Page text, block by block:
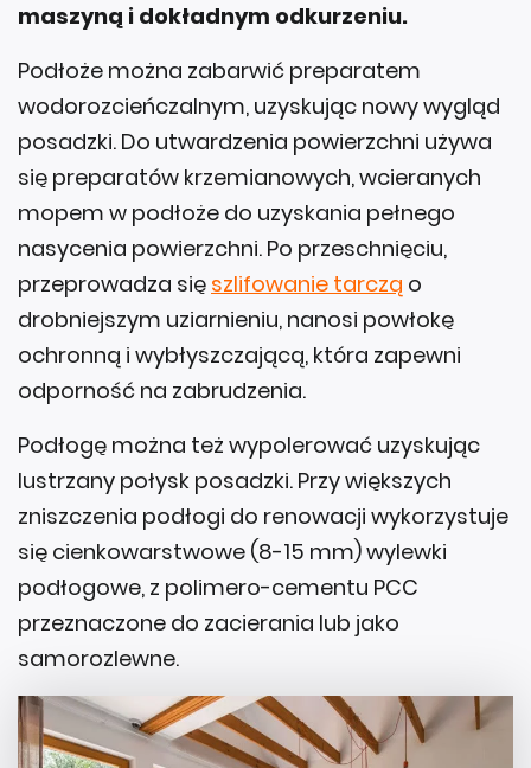
maszyną i dokładnym odkurzeniu.
Podłoże można zabarwić preparatem
wodorozcieńczalnym, uzyskując nowy wygląd
posadzki. Do utwardzenia powierzchni używa
się preparatów krzemianowych, wcieranych
mopem w podłoże do uzyskania pełnego
nasycenia powierzchni. Po przeschnięciu,
przeprowadza się szlifowanie tarczą o
drobniejszym uziarnieniu, nanosi powłokę
ochronną i wybłyszczającą, która zapewni
odporność na zabrudzenia.
Podłogę można też wypolerować uzyskując
lustrzany połysk posadzki. Przy większych
zniszczenia podłogi do renowacji wykorzystuje
się cienkowarstwowe (8-15 mm) wylewki
podłogowe, z polimero-cementu PCC
przeznaczone do zacierania lub jako
samorozlewne.